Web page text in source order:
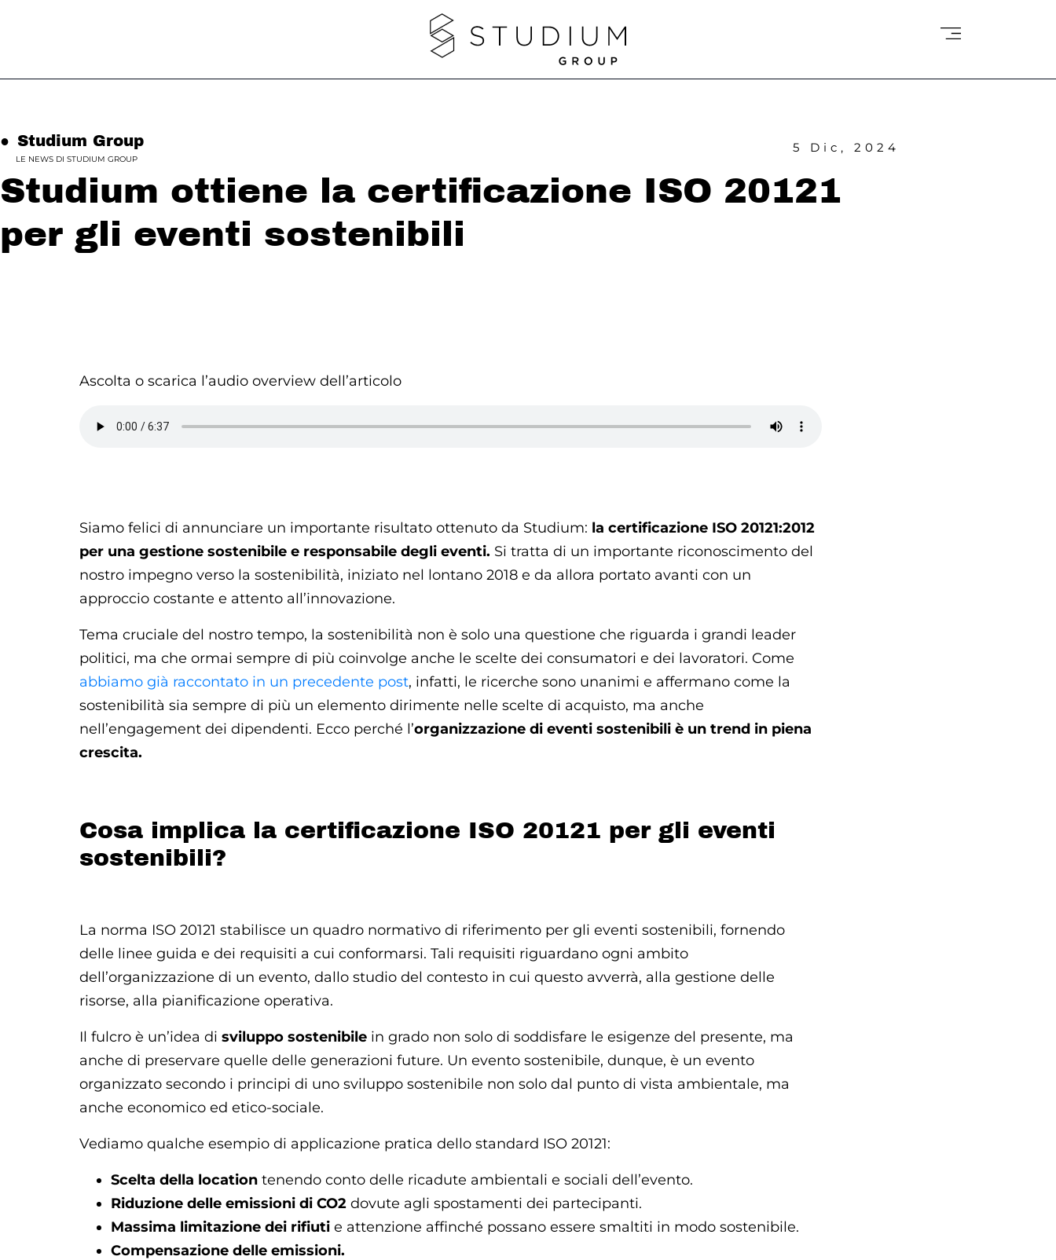
● Studium Group
LE NEWS DI STUDIUM GROUP
5 Dic, 2024
Studium ottiene la certificazione ISO 20121
per gli eventi sostenibili
Ascolta o scarica l’audio overview dell’articolo
Siamo felici di annunciare un importante risultato ottenuto da Studium: la certificazione ISO 20121:2012
per una gestione sostenibile e responsabile degli eventi. Si tratta di un importante riconoscimento del
nostro impegno verso la sostenibilità, iniziato nel lontano 2018 e da allora portato avanti con un
approccio costante e attento all’innovazione.
Tema cruciale del nostro tempo, la sostenibilità non è solo una questione che riguarda i grandi leader
politici, ma che ormai sempre di più coinvolge anche le scelte dei consumatori e dei lavoratori. Come
abbiamo già raccontato in un precedente post, infatti, le ricerche sono unanimi e affermano come la
sostenibilità sia sempre di più un elemento dirimente nelle scelte di acquisto, ma anche
nell’engagement dei dipendenti. Ecco perché l’organizzazione di eventi sostenibili è un trend in piena
crescita.
Cosa implica la certificazione ISO 20121 per gli eventi
sostenibili?
La norma ISO 20121 stabilisce un quadro normativo di riferimento per gli eventi sostenibili, fornendo
delle linee guida e dei requisiti a cui conformarsi. Tali requisiti riguardano ogni ambito
dell’organizzazione di un evento, dallo studio del contesto in cui questo avverrà, alla gestione delle
risorse, alla pianificazione operativa.
Il fulcro è un’idea di sviluppo sostenibilein grado non solo di soddisfare le esigenze del presente, ma
anche di preservare quelle delle generazioni future. Un evento sostenibile, dunque, è un evento
organizzato secondo i principi di uno sviluppo sostenibile non solo dal punto di vista ambientale, ma
anche economico ed etico-sociale.
Vediamo qualche esempio di applicazione pratica dello standard ISO 20121:
Scelta della locationtenendo conto delle ricadute ambientali e sociali dell’evento.
Riduzione delle emissioni di CO2dovute agli spostamenti dei partecipanti.
Massima limitazione dei rifiutie attenzione affinché possano essere smaltiti in modo sostenibile.
Compensazione delle emissioni.